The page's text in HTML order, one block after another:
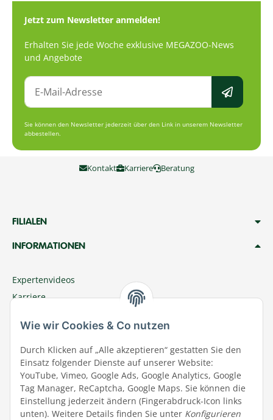
Jetzt zum Newsletter anmelden!
Erhalten Sie jede Woche exklusive MEGAZOO-News
und Angebote
Sie können den Newsletter jederzeit über den Link in unserem Newsletter
abbestellen.
Kontakt Karriere Beratung
FILIALEN
INFORMATIONEN
Expertenvideos
Karriere
Zu Megazoo Shop wechseln
Sommeraktion
Terminal
Tierwohl
Datenschutz
Wir über uns
Wie wir Cookies & Co nutzen
Durch Klicken auf „Alle akzeptieren“ gestatten Sie den
Einsatz folgender Dienste auf unserer Website:
YouTube, Vimeo, Google Ads, Google Analytics, Google
Tag Manager, ReCaptcha, Google Maps. Sie können die
Einstellung jederzeit ändern (Fingerabdruck-Icon links
unten). Weitere Details finden Sie unter Konfigurieren